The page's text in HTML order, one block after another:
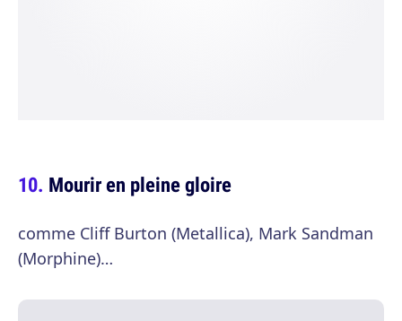
Mourir en pleine gloire
comme Cliff Burton (Metallica), Mark Sandman
(Morphine)…